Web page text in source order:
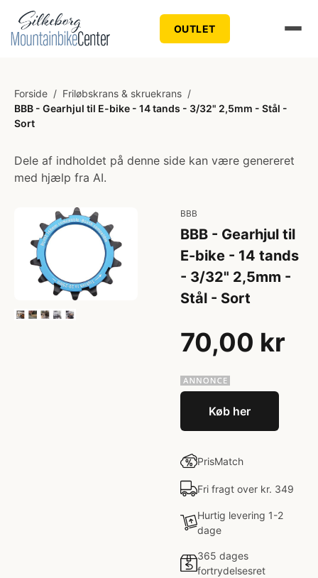
OUTLET
Forside / Friløbskrans & skruekrans /
BBB - Gearhjul til E-bike - 14 tands - 3/32" 2,5mm - Stål -
Sort
Dele af indholdet på denne side kan være genereret
med hjælp fra AI.
BBB
BBB - Gearhjul til
E-bike - 14 tands
- 3/32" 2,5mm -
Stål - Sort
70,00 kr
Køb her
PrisMatch
Fri fragt over kr. 349
Hurtig levering 1-2
dage
365 dages
fortrydelsesret